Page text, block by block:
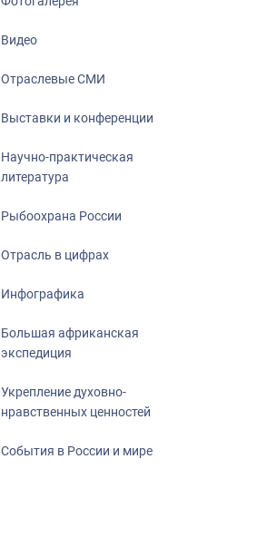
Видео
Отраслевые СМИ
Выставки и конференции
Научно-практическая
литература
Рыбоохрана России
Отрасль в цифрах
Инфографика
Большая африканская
экспедиция
Укрепление духовно-
нравственных ценностей
События в России и мире